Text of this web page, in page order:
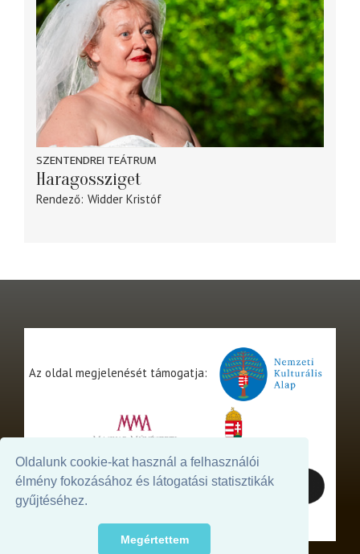
Oldalunk cookie-kat használ a felhasználói
élmény fokozásához és látogatási statisztikák
gyűjtéséhez.
Megértettem
SZENTENDREI TEÁTRUM
Haragossziget
Rendező Widder Kristóf
Az oldal megjelenését támogatja: